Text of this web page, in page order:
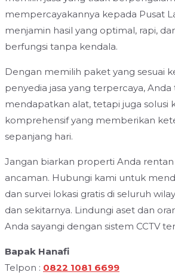
mempercayakannya kepada Pusat
menjamin hasil yang optimal, rapi,
berfungsi tanpa kendala.
Dengan memilih paket yang sesuai
penyedia jasa yang terpercaya, Anda
mendapatkan alat, tetapi juga solusi
komprehensif yang memberikan
sepanjang hari.
Jangan biarkan properti Anda
ancaman. Hubungi kami untuk
dan survei lokasi gratis di seluruh
dan sekitarnya. Lindungi aset dan
Anda sayangi dengan sistem CCTV
Bapak Hanafi
Telpon : 0822 1081 6699